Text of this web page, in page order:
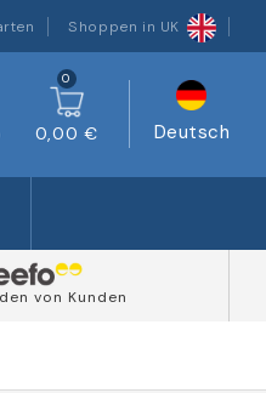
Shoppen in UK
0
0,00 € Deutsch
von Kunden